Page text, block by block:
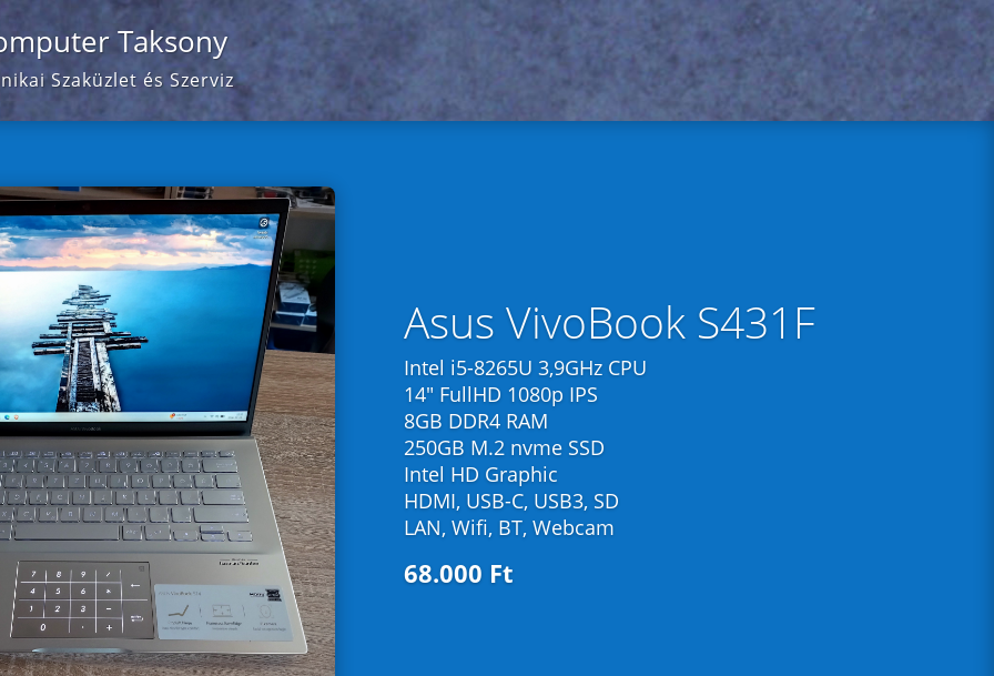
Taksony
Szaküzlet és Szerviz
Asus VivoBook S431F
Intel i5-8265U 3,9GHz CPU
14″ FullHD 1080p IPS
8GB DDR4 RAM
250GB M.2 nvme SSD
Intel HD Graphic
HDMI, USB-C, USB3, SD
LAN, Wifi, BT, Webcam
68.000 Ft
Videólejátszó